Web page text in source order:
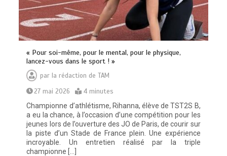
« Pour soi-même, pour le mental, pour le physique,
lancez-vous dans le sport ! »
par la rédaction de TAM
27 mai 2026
4 minutes
Championne d’athlétisme, Rihanna, élève de TST2S B,
a eu la chance, à l’occasion d’une compétition pour les
jeunes lors de l’ouverture des JO de Paris, de courir sur
la piste d’un Stade de France plein. Une expérience
incroyable. Un entretien réalisé par la triple
championne […]